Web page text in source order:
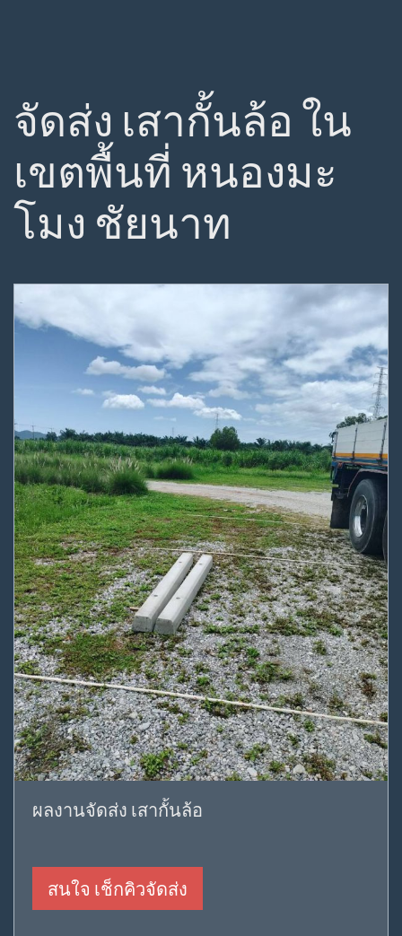
จัดส่ง เสากั้นล้อ ใน
เขตพื้นที่ หนองมะ
โมง ชัยนาท
ผลงานจัดส่ง เสากั้นล้อ
สนใจ เช็กคิวจัดส่ง